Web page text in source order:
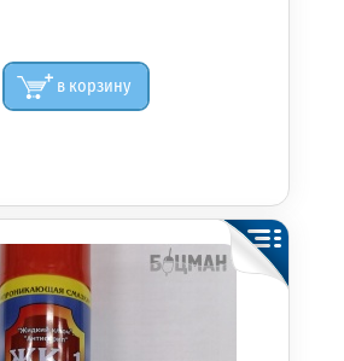
в корзину